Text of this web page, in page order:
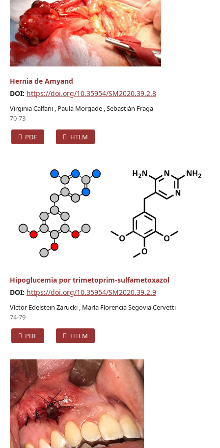
Hernia de Amyand
DOI: https://doi.org/10.35954/SM2020.39.2.8
Virginia Calfani , Paula Morgade , Sebastián Fraga
70-73
PDF HTLM
Hipoglucemia por trimetoprim-sulfametoxazol
DOI: https://doi.org/10.35954/SM2020.39.2.9
Víctor Edelstein Zarucki , María Florencia Segovia Cervetti
74-79
PDF HTLM